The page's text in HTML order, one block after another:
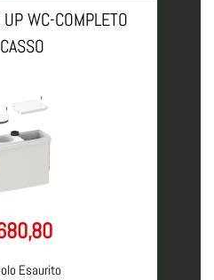
WC-COMPLETO
Esaurito